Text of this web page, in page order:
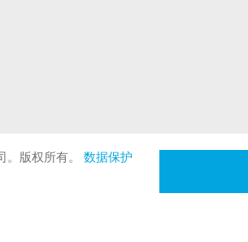
。版权所有。 数据保护